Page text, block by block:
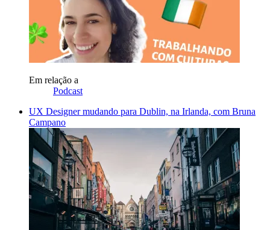
Em relação a
Podcast
UX Designer mudando para Dublin, na Irlanda, com Bruna
Campano